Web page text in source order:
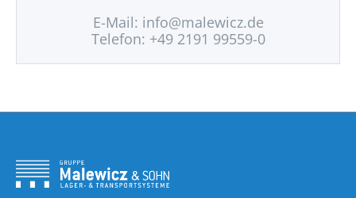
E-Mail: info@malewicz.de
Telefon: +49 2191 99559-0